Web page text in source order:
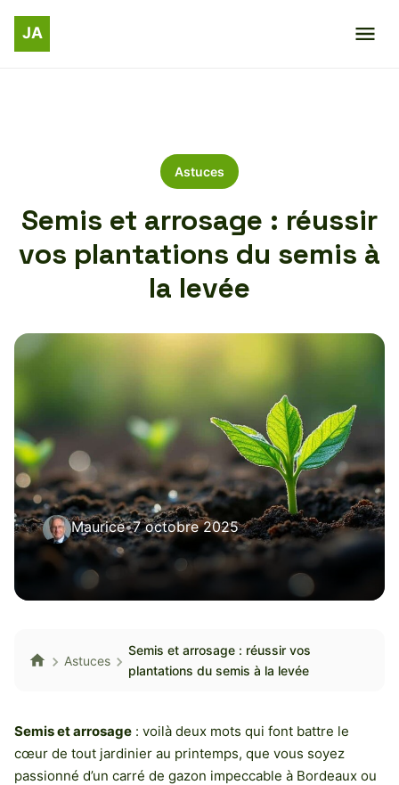
Astuces
Semis et arrosage : réussir
vos plantations du semis à
la levée
Maurice•7 octobre 2025
Astuces
Semis et arrosage : réussir vos
plantations du semis à la levée
Semis et arrosage : voilà deux mots qui font battre le
cœur de tout jardinier au printemps, que vous soyez
passionné d’un carré de gazon impeccable à Bordeaux ou